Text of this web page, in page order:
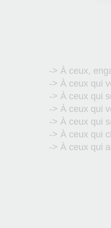
-> À ceux,
-> À ceux qui
-> À ceux qui
-> À ceux qui
-> À ceux qui
-> À ceux qui
-> À ceux qui